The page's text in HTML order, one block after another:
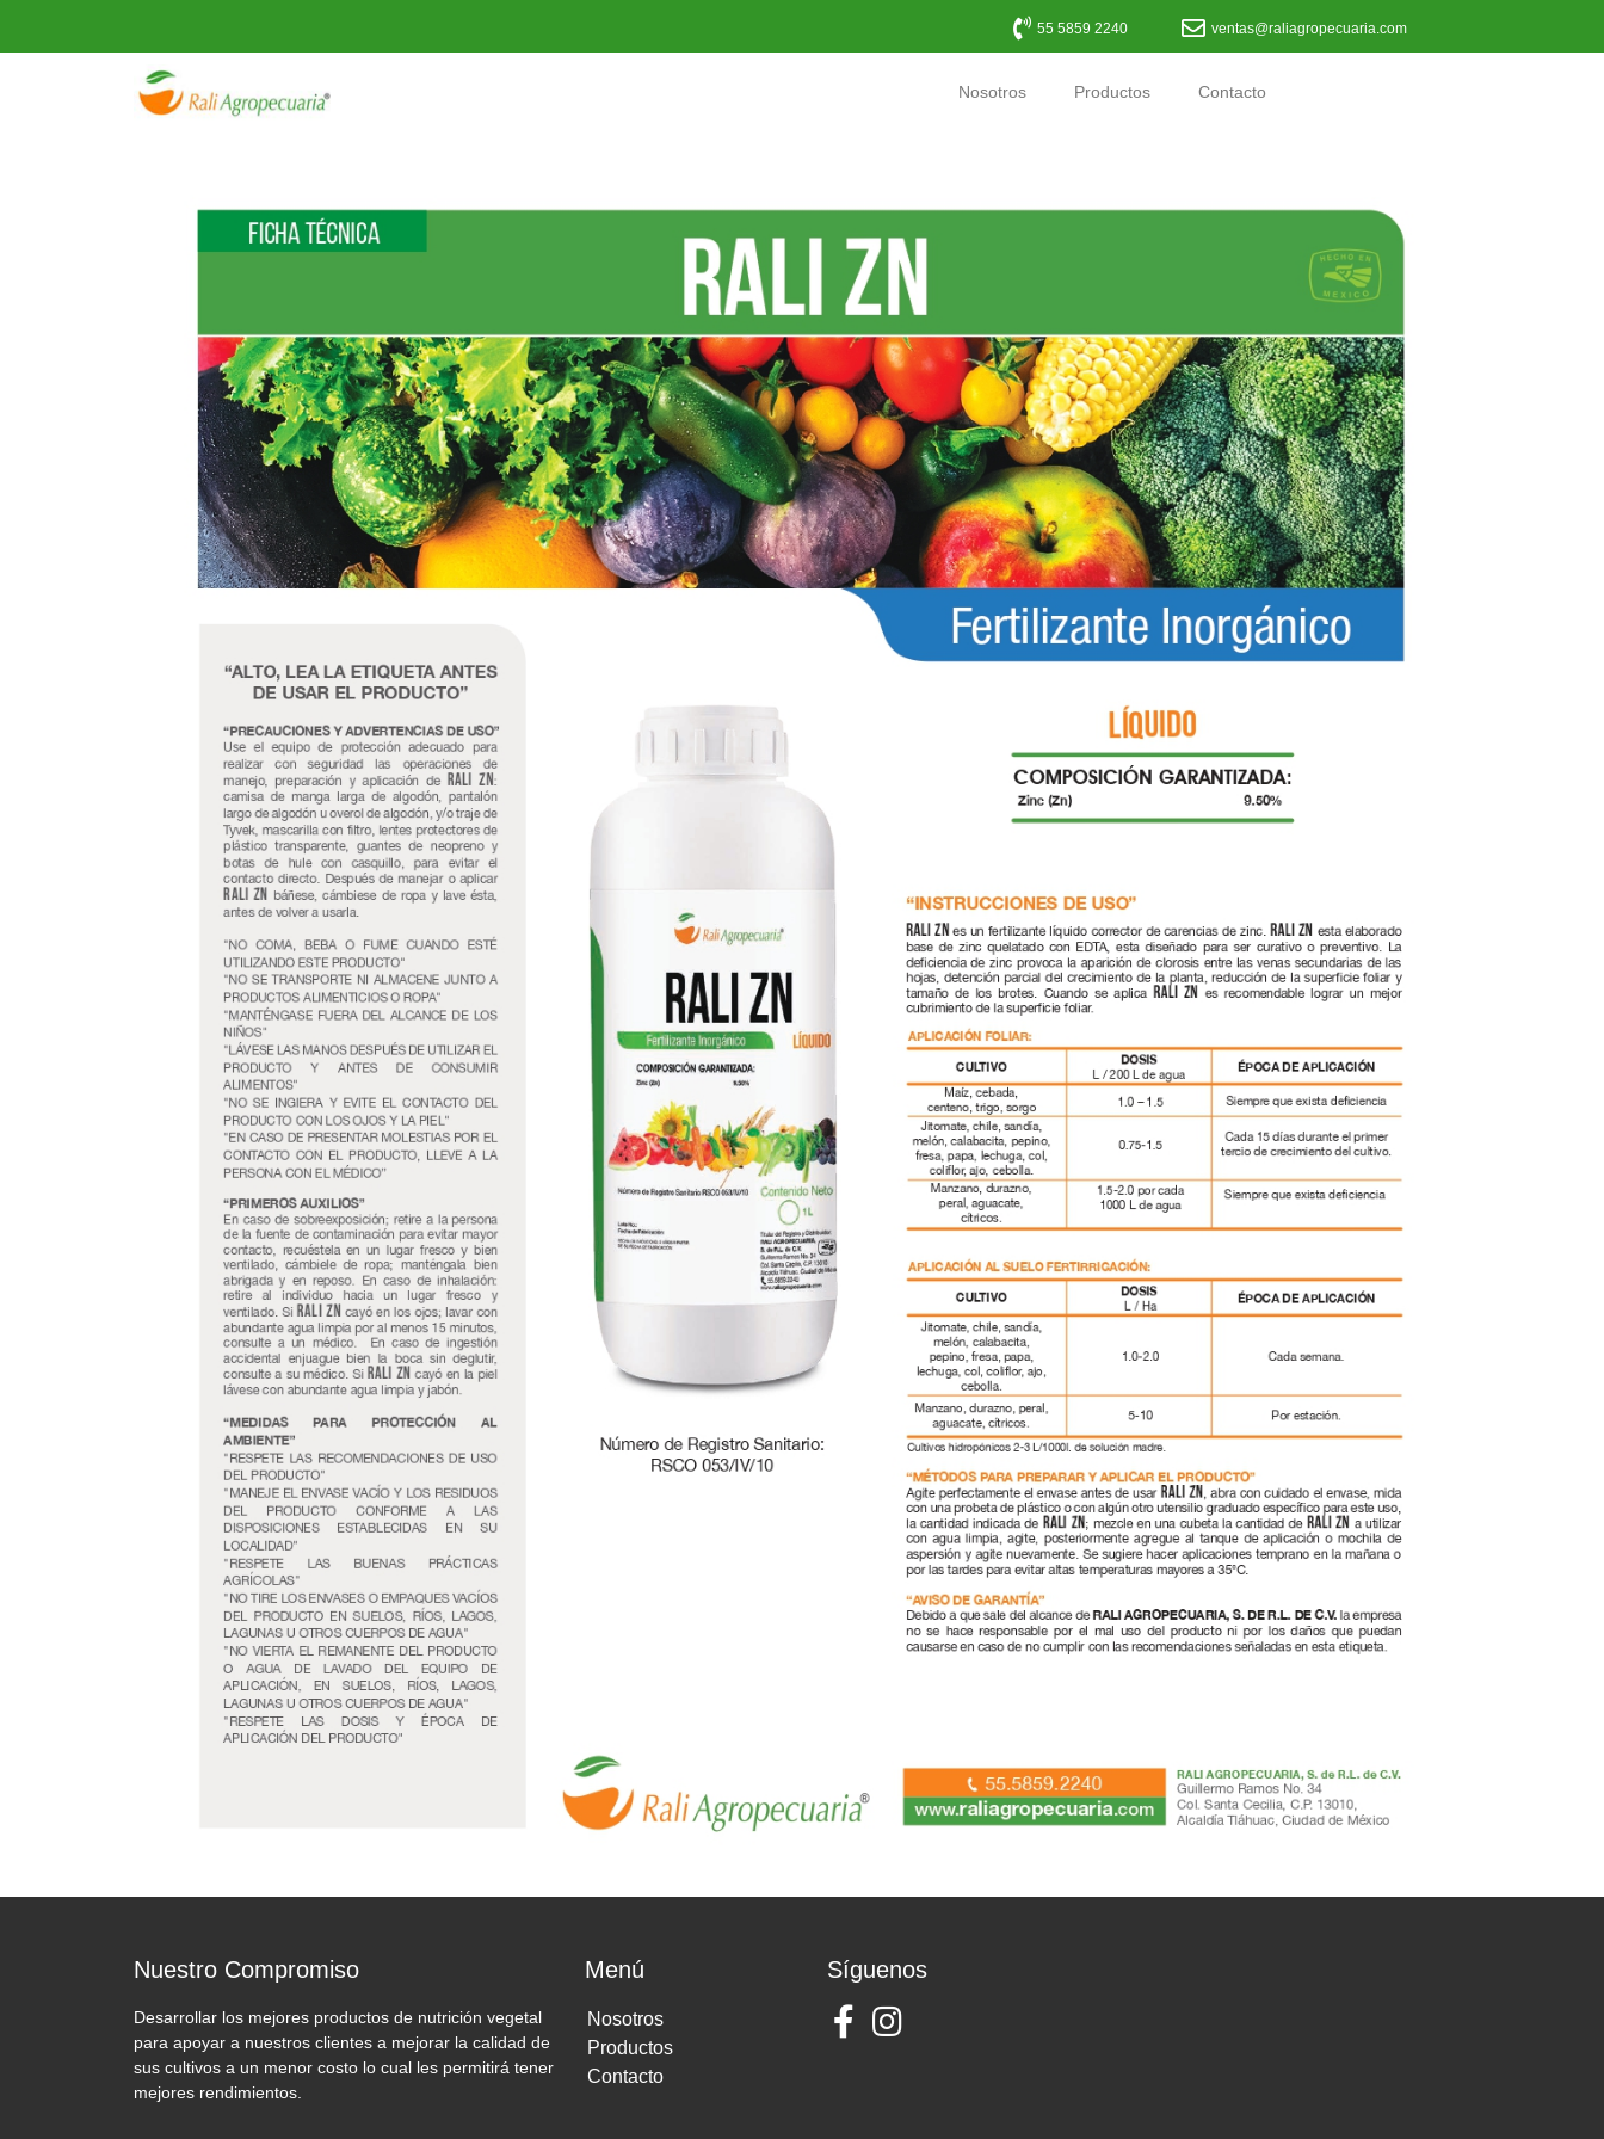
55 5859 2240 ventas@raliagropecuaria.com
Nosotros Productos Contacto
Nuestro Compromiso
Desarrollar los mejores productos de nutrición vegetal
para apoyar a nuestros clientes a mejorar la calidad de
sus cultivos a un menor costo lo cual les permitirá tener
mejores rendimientos.
Menú
Nosotros
Productos
Contacto
Síguenos